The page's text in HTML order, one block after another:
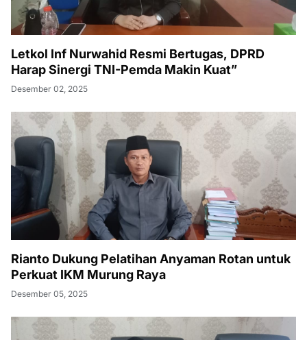
Letkol Inf Nurwahid Resmi Bertugas, DPRD
Harap Sinergi TNI-Pemda Makin Kuat”
Desember 02, 2025
Rianto Dukung Pelatihan Anyaman Rotan untuk
Perkuat IKM Murung Raya
Desember 05, 2025